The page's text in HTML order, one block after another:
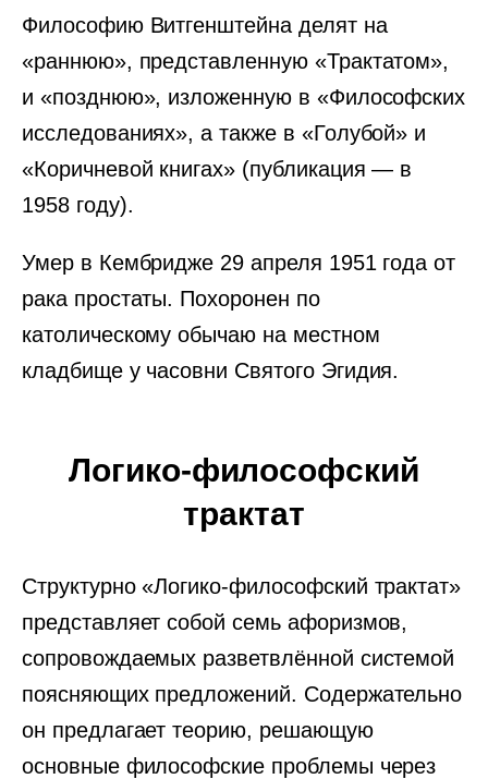
Философию Витгенштейна делят на
«раннюю», представленную «Трактатом»,
и «позднюю», изложенную в «Философских
исследованиях», а также в «Голубой» и
«Коричневой книгах» (публикация — в
1958 году).
Умер в Кембридже 29 апреля 1951 года от
рака простаты. Похоронен по
католическому обычаю на местном
кладбище у часовни Святого Эгидия.
Логико-философский
трактат
Структурно «Логико-философский трактат»
представляет собой семь афоризмов,
сопровождаемых разветвлённой системой
поясняющих предложений. Содержательно
он предлагает теорию, решающую
основные философские проблемы через